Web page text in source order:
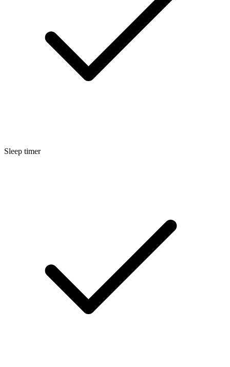
Sleep timer